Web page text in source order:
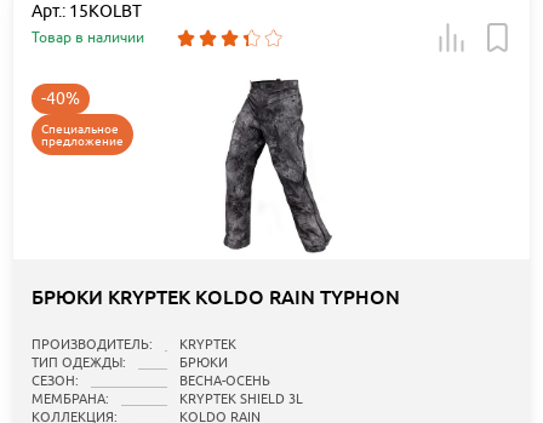
Арт.: 15KOLBT
Товар в наличии
-40%
Специальное
предложение
БРЮКИ KRYPTEK KOLDO RAIN TYPHON
ПРОИЗВОДИТЕЛЬ:
KRYPTEK
ТИП ОДЕЖДЫ:
БРЮКИ
СЕЗОН:
ВЕСНА-ОСЕНЬ
МЕМБРАНА:
KRYPTEK SHIELD 3L
КОЛЛЕКЦИЯ:
KOLDO RAIN